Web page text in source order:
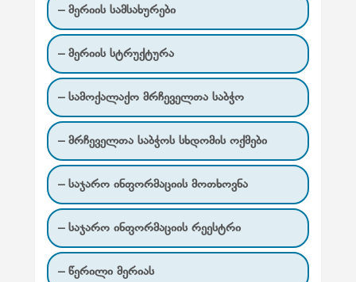
რ
დ
თ
დ
– მერიის სამსახურები
– მერიის სტრუქტურა
– სამოქალაქო მრჩეველთა საბჭო
– მრჩეველთა საბჭოს სხდომის ოქმები
– საჯარო ინფორმაციის მოთხოვნა
– საჯარო ინფორმაციის რეესტრი
– წერილი მერიას